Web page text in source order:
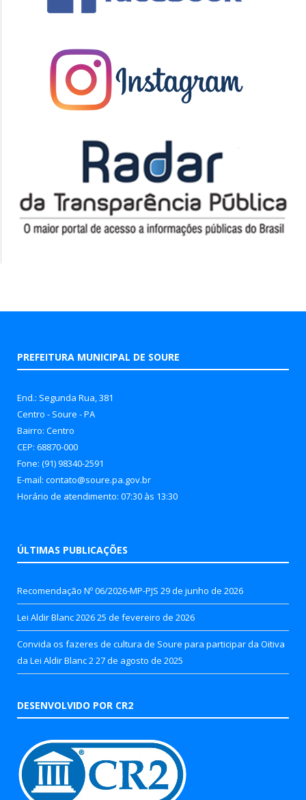
PREFEITURA MUNICIPAL DE SOURE
End.: Segunda Rua, 381
Centro - Soure - PA
Bairro: Centro
CEP: 68870-000
Fone: (91) 98340-2591
E-mail: contato@soure.pa.gov.br
Horário de atendimento: 07:30 às 13:30
ÚLTIMAS PUBLICAÇÕES
Recomendação Nº 06/2026-MP-PJS 29 de junho de 2026
Lei Aldir Blanc 202625 de fevereiro de 2026
Convida os fazeres de cultura de Soure para participar da Oitiva
da Lei Aldir Blanc 227 de agosto de 2025
DESENVOLVIDO POR CR2